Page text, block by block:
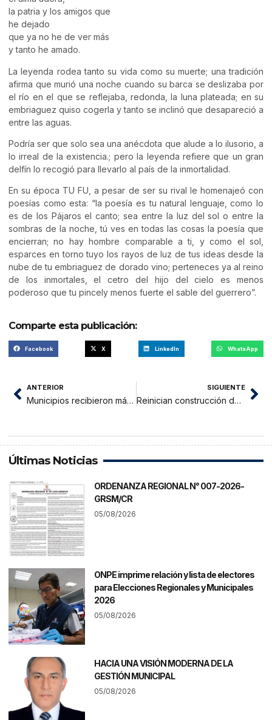
la patria y los amigos que
he dejado
que ya no he de ver más
y tanto he amado.
La leyenda rodea tanto su vida como su muerte; una tradición
afirma que murió una noche cuando su barca se deslizaba por
el río en el que se reflejaba, redonda, la luna plateada; en su
embriaguez quiso cogerla y tanto se inclinó que desapareció a
entre las aguas.
Podría ser que solo sea una anécdota que alude a lo ilusorio, a
lo irreal de la existencia.; pero la leyenda refiere que un gran
delfín lo recogió para llevarlo al país de la inmortalidad.
En su época TU FU, a pesar de ser su rival le homenajeó con
poesías como esta: “la poesía es tu natural lenguaje, como lo
es de los Pájaros el canto; sea entre la luz del sol o entre la
sombras de la noche, tú ves en todas las cosas la poesía que
encierran; no hay hombre comparable a ti, y como el sol,
esparces en torno tuyo los rayos de luz de tus ideas desde la
nube de tu embriaguez de dorado vino; perteneces ya al reino
de los inmortales, el cetro del hijo del cielo es menos
poderoso que tu pincely menos fuerte el sable del guerrero”.
Comparte esta publicación:
Facebook X LinkedIn WhatsApp
ANTERIOR
Municipios recibieron más de S/30 millones para construir pistas, veredas y obras de equipamiento urbano
SIGUIENTE
Reinician construcción del Centro Integral del Adulto Mayor
Últimas Noticias
ORDENANZA REGIONAL N° 007-2026-
GRSM/CR
05/08/2026
ONPE imprime relación y lista de electores
para Elecciones Regionales y Municipales
2026
05/08/2026
HACIA UNA VISIÓN MODERNA DE LA
GESTIÓN MUNICIPAL
05/08/2026